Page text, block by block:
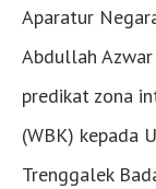
Aparatur
Abdullah Azwar
predikat zona
(WBK) kepada
Trenggalek